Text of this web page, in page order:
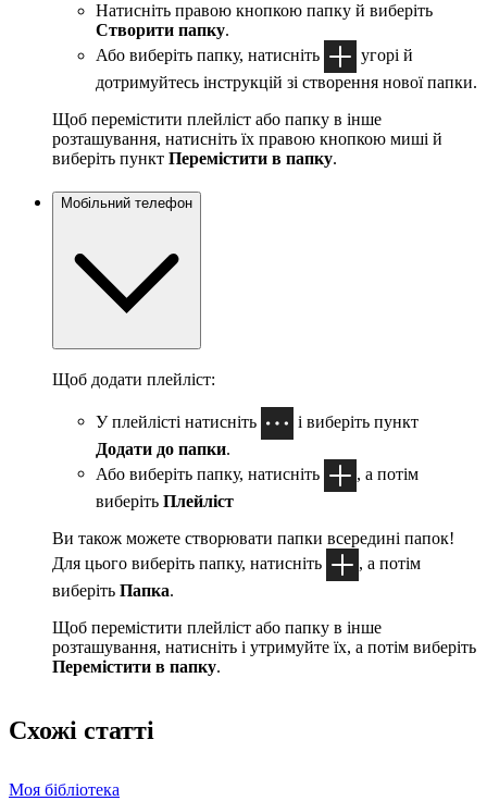
Натисніть правою кнопкою папку й виберіть
Створити папку.
Або виберіть папку, натисніть
угорі й
дотримуйтесь інструкцій зі створення нової папки.
Щоб перемістити плейліст або папку в інше
розташування, натисніть їх правою кнопкою миші й
виберіть пункт Перемістити в папку.
Мобільний телефон
Щоб додати плейліст:
У плейлісті натисніть
і виберіть пункт
Додати до папки.
Або виберіть папку, натисніть
, а потім
виберіть Плейліст
Ви також можете створювати папки всередині папок!
Для цього виберіть папку, натисніть
, а потім
виберіть Папка.
Щоб перемістити плейліст або папку в інше
розташування, натисніть і утримуйте їх, а потім виберіть
Перемістити в папку.
Схожі статті
Моя бібліотека